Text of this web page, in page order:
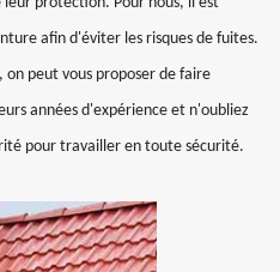
afin d'éviter les risques de fuites.
peut vous proposer de faire
années d'expérience et n'oubliez
pour travailler en toute sécurité.